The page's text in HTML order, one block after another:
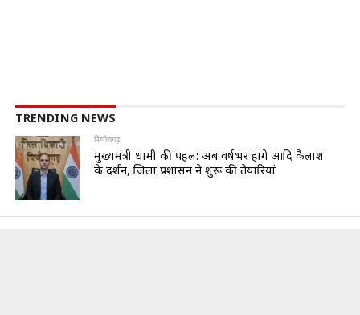
TRENDING NEWS
पिथौरागढ़
मुख्यमंत्री धामी की पहल: अब वर्षभर होंगे आदि कैलाश
के दर्शन, जिला प्रशासन ने शुरू की तैयारियां